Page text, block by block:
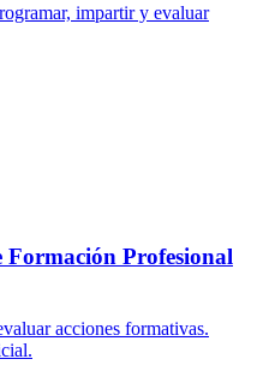
impartir y evaluar
Formación Profesional
acciones formativas.